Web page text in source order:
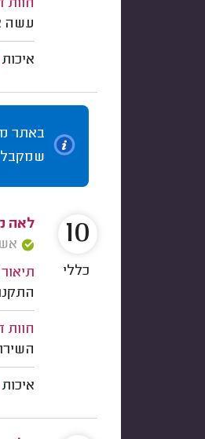
חוות
עשה
איכות
באתר
שמקבל
לאה
חוות
איכות
10
כללי